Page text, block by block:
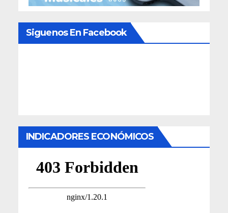
Siguenos En Facebook
INDICADORES ECONÓMICOS